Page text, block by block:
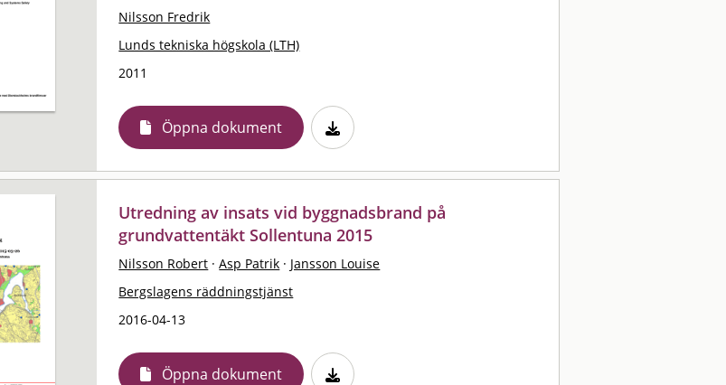
Nilsson Fredrik
Lunds tekniska högskola (LTH)
2011
Öppna dokument
Utredning av insats vid byggnadsbrand på
grundvattentäkt Sollentuna 2015
Nilsson Robert · Asp Patrik · Jansson Louise
Bergslagens räddningstjänst
2016-04-13
Öppna dokument